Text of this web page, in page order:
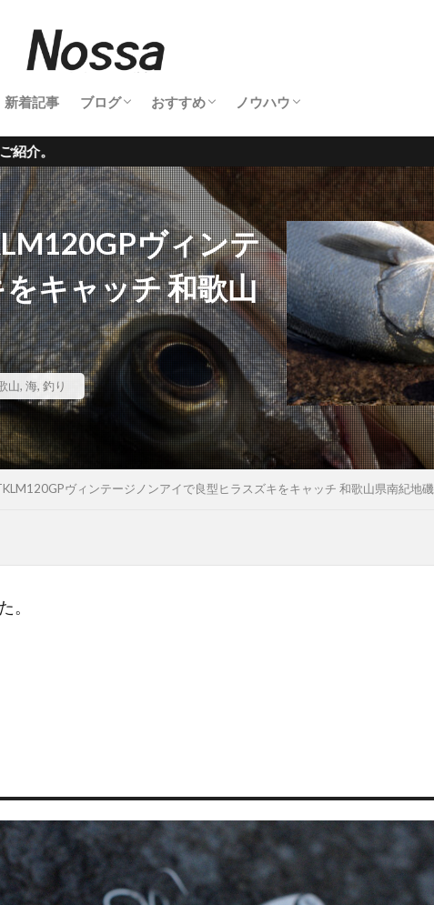
新着記事 ブログ おすすめ ノウハウ
ヴィンテ
キャッチ 和歌山
山, 海, 釣り
ヴィンテージノンアイで良型ヒラスズキをキャッチ 和歌山県南紀地磯
。